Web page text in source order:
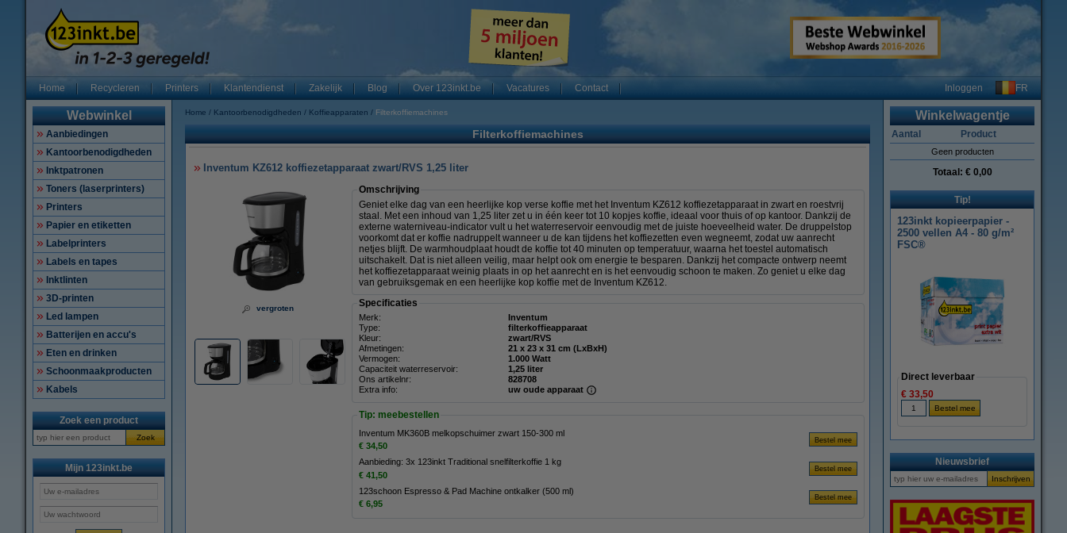
Home Recycleren Printers Klantendienst Zakelijk Blog Over 123inkt.be Vacatures Contact Inloggen FR
Webwinkel
Aanbiedingen
Kantoorbenodigdheden
Inktpatronen
Toners (laserprinters)
Printers
Papier en etiketten
Labelprinters
Labels en tapes
Inktlinten
3D-printen
Led lampen
Batterijen en accu's
Eten en drinken
Schoonmaakproducten
Kabels
Zoek een product
Zoek
Mijn 123inkt.be
Home Kantoorbenodigdheden Koffieapparaten Filterkoffiemachines
Filterkoffiemachines
Inventum KZ612 koffiezetapparaat zwart/RVS 1,25 liter
vergroten
Omschrijving
Geniet elke dag van een heerlijke kop verse koffie met het Inventum KZ612 koffiezetapparaat in zwart en roestvrij
staal. Met een inhoud van 1,25 liter zet u in één keer tot 10 kopjes koffie, ideaal voor thuis of op kantoor. Dankzij de
externe waterniveau-indicator vult u het waterreservoir eenvoudig met de juiste hoeveelheid water. De druppelstop
voorkomt dat er koffie nadruppelt wanneer u de kan tijdens het koffiezetten even wegneemt, zodat uw aanrecht
netjes blijft. De warmhoudplaat houdt de koffie tot 40 minuten op temperatuur, waarna het toestel automatisch
uitschakelt. Dat is niet alleen veilig, maar helpt ook om energie te besparen. Dankzij het compacte ontwerp neemt
het koffiezetapparaat weinig plaats in op het aanrecht en is het eenvoudig schoon te maken. Zo geniet u elke dag
van gebruiksgemak en een heerlijke kop koffie met de Inventum KZ612.
Specificaties
Merk:
Inventum
Type:
filterkoffieapparaat
Kleur:
zwart/RVS
Afmetingen:
21 x 23 x 31 cm (LxBxH)
Vermogen:
1.000 Watt
Capaciteit waterreservoir:
1,25 liter
Ons artikelnr:
828708
Extra info:
uw oude apparaat
Tip: meebestellen
Inventum MK360B melkopschuimer zwart 150-300 ml
€ 34,50
Aanbieding: 3x 123inkt Traditional snelfilterkoffie 1 kg
€ 41,50
123schoon Espresso & Pad Machine ontkalker (500 ml)
€ 6,95
Winkelwagentje
Aantal Product
Geen producten
Totaal: € 0,00
Tip!
123inkt kopieerpapier -
2500 vellen A4 - 80 g/m²
FSC®
Direct leverbaar
€ 33,50
Nieuwsbrief